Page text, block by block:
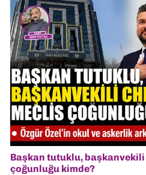
Başkan tutuklu, başkanvekili
çoğunluğu kimde?